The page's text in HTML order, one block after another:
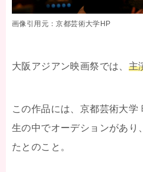
画像引用元：京都芸術大学HP
大阪アジアン映画祭では、 主
この作品には、京都芸術大学
生の中でオーデションがあり
たとのこと。